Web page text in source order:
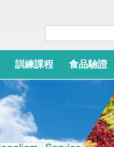
訓練課程 食品驗證